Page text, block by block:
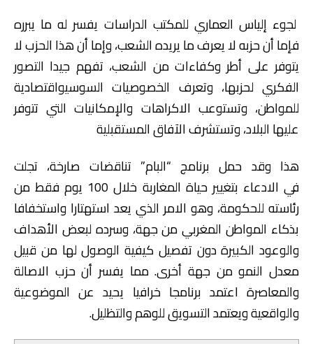
لجوء إلياس العماري للمكتب الدراسات يفسر له ما يبرره
فإما أن حزبه لا يعرف ما يريده الشعب، وإما أن هذا الحزب لا
يتوفر على أطر وكفاءات من الشعب، تفهم جيدا التصور
الفكري لحزبها، وتعرف الخصوصيات السوسيواقتصادية
للمواطن، وتستوعب الاكراهات والإمكانيات التي تتوفر
عليها البلاد، وتستشرف الآفاق المستقبلية
هذا وقد حمل برنامج “البام” تناقضات صارخة، تجلت
في الادعاء بتغيير حياة المغاربة خلال 100 يوم فقط من
رئاسته للحكومة، وهو الامر الذي يعد استهتارا واستخفافا
بذكاء المواطن المغربي من جهة، وسرده لبعض الأهداف
والوعود الكبيرة دون تفصيل كيفية الوصول لها من قبيل
معدل النمو من جهة أخرى. مما يفسر أن حزب الاصالة
والمعاصرة اعتمد برنامجا خرافيا يحيد عن الموضوعية
والواقعية ويعتمد التسويق للوهم والتظليل.